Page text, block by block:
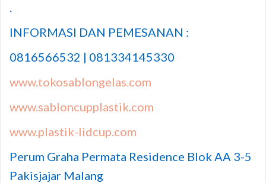
.
INFORMASI DAN PEMESANAN :
0816566532 | 081334145330
www.tokosablongelas.com
www.sabloncupplastik.com
www.plastik-lidcup.com
Perum Graha Permata Residence Blok AA 3-5
Pakisjajar Malang